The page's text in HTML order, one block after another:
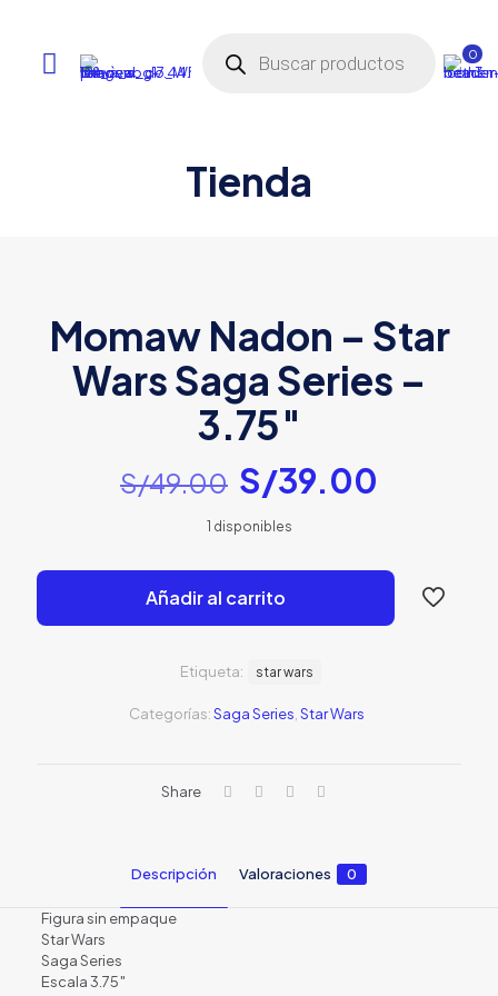
productos
0
Tienda
Momaw Nadon – Star
Wars Saga Series –
3.75″
S/49.00 El
precio
original
era:
S/49.00.
S/39.00
es:
S/
1 disponibles
Añadir al carrito
Categorías:Saga Series Star Wars
Etiqueta: star wars
Share
Descripción Valoraciones 0
Figura sin empaque
Star Wars
Saga Series
Escala 3.75″